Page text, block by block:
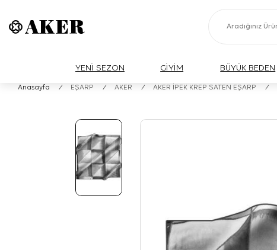
YENİ SEZON GİYİM BÜYÜK BEDEN
Anasayfa / EŞARP / AKER / AKER İPEK KREP SATEN EŞARP /